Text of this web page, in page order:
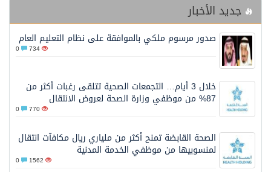
جديد الأخبار
صدور مرسوم ملكي بالموافقة على نظام التعليم العام
734
خلال 3 أيام… التجمعات الصحية تتلقى رغبات أكثر من
87% من موظفي وزارة الصحة لعروض الانتقال
770
الصحة القابضة تمنح أكثر من ملياري ريال مكافآت انتقال
لمنسوبيها من موظفي الخدمة المدنية
1562